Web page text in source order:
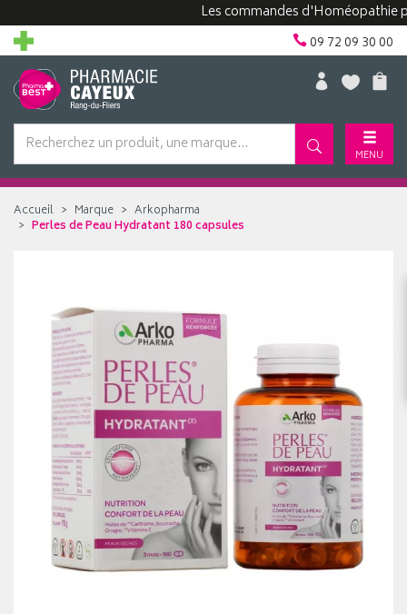
Les commandes d'Homéopathie
09 72 09 30 00
MENU
Accueil Marque
Arkopharma
Perles de Peau Hydratant 180 capsules